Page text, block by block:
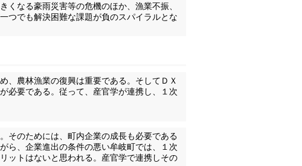
くなる豪雨災害等の危機のほか、漁業不振、
つでも解決困難な課題が負のスパイラルとな
、農林漁業の復興は重要である。そしてＤＸ
必要である。従って、産官学が連携し、１次
そのためには、町内企業の成長も必要である
ら、企業進出の条件の悪い牟岐町では、１次
ットはないと思われる。産官学で連携しその